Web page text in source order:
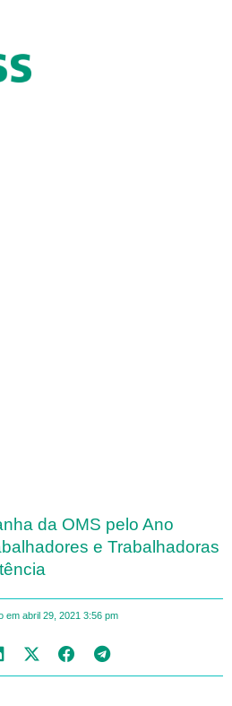
da OMS pelo Ano
e Trabalhadoras
em abril 29, 2021 3:56 pm